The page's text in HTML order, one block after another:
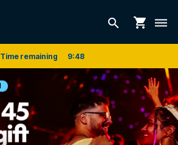
search shopping_cart dehaze
Time remaining 9:47